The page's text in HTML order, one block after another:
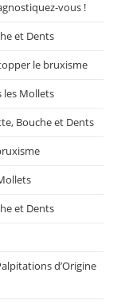
vous !
et Dents
le bruxisme
les Mollets
Bouche et Dents
et Dents
d’Origine